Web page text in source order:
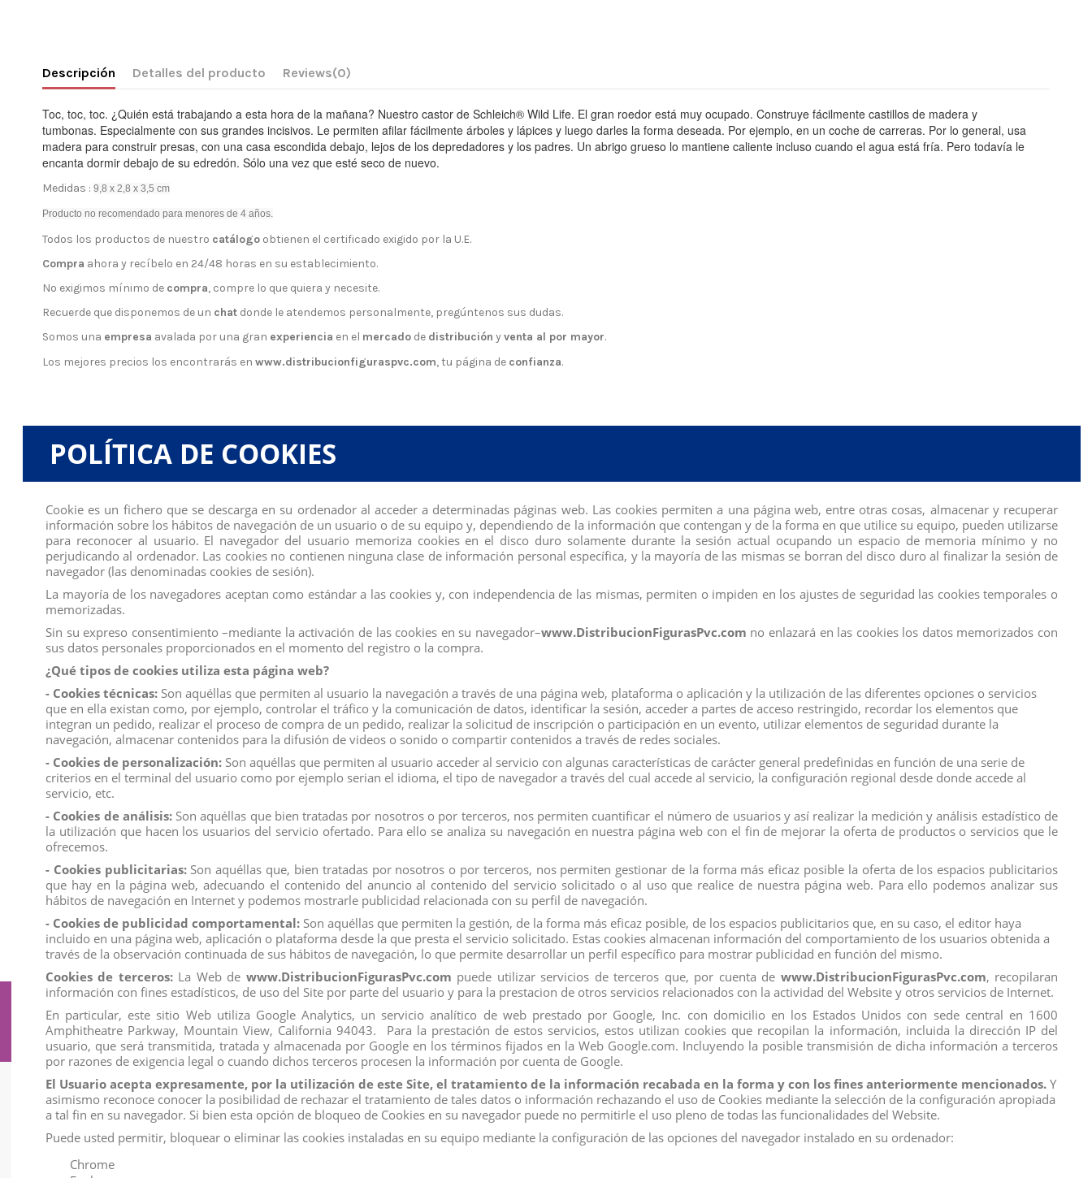
Descripción Detalles del producto Reviews(0)
Toc, toc, toc. ¿Quién está trabajando a esta hora de la mañana? Nuestro castor de Schleich® Wild Life. El gran roedor está muy ocupado. Construye fácilmente castillos de madera y
tumbonas. Especialmente con sus grandes incisivos. Le permiten afilar fácilmente árboles y lápices y luego darles la forma deseada. Por ejemplo, en un coche de carreras. Por lo general, usa
madera para construir presas, con una casa escondida debajo, lejos de los depredadores y los padres. Un abrigo grueso lo mantiene caliente incluso cuando el agua está fría. Pero todavía le
encanta dormir debajo de su edredón. Sólo una vez que esté seco de nuevo.
Medidas : 9,8 x 2,8 x 3,5 cm
Producto no recomendado para menores de 4 años.
Todos los productos de nuestro catálogo obtienen el certificado exigido por la U.E.
Compra ahora y recíbelo en 24/48 horas en su establecimiento.
No exigimos mínimo de compra, compre lo que quiera y necesite.
Recuerde que disponemos de un chat donde le atendemos personalmente, pregúntenos sus dudas.
Somos una empresa avalada por una gran experiencia en el mercado de distribución yventa al por mayor.
Los mejores precios los encontrarás en www.distribucionfiguraspvc.com, tu página de confianza.
Calificación
Comentarios (0)
Los clientes que adquirieron este producto también compraron:
FIGURA PERIWINKLE
View
MANDRIL
View
FIGURA KOWALSKY MADAGASCAR
View
LORI PEREZOSO
View
ORCA
View
Suscríbete a nuestro boletín
Información
Condiciones de venta
Gastos de envío
Mi Cuenta
Los más vendidos
Contact us
DFP | Distribución Figuras Pvc
POLÍTICA DE COOKIES
Cookie es un fichero que se descarga en su ordenador al acceder a determinadas páginas web. Las cookies permiten a una página web, entre otras cosas, almacenar y recuperar
información sobre los hábitos de navegación de un usuario o de su equipo y, dependiendo de la información que contengan y de la forma en que utilice su equipo, pueden utilizarse
para reconocer al usuario. El navegador del usuario memoriza cookies en el disco duro solamente durante la sesión actual ocupando un espacio de memoria mínimo y no
perjudicando al ordenador. Las cookies no contienen ninguna clase de información personal específica, y la mayoría de las mismas se borran del disco duro al finalizar la sesión de
navegador (las denominadas cookies de sesión).
La mayoría de los navegadores aceptan como estándar a las cookies y, con independencia de las mismas, permiten o impiden en los ajustes de seguridad las cookies temporales o
memorizadas.
Sin su expreso consentimiento –mediante la activación de las cookies en su navegador–www.DistribucionFigurasPvc.com no enlazará en las cookies los datos memorizados con
sus datos personales proporcionados en el momento del registro o la compra.
¿Qué tipos de cookies utiliza esta página web?
- Cookies técnicas: Son aquéllas que permiten al usuario la navegación a través de una página web, plataforma o aplicación y la utilización de las diferentes opciones o servicios
que en ella existan como, por ejemplo, controlar el tráfico y la comunicación de datos, identificar la sesión, acceder a partes de acceso restringido, recordar los elementos que
integran un pedido, realizar el proceso de compra de un pedido, realizar la solicitud de inscripción o participación en un evento, utilizar elementos de seguridad durante la
navegación, almacenar contenidos para la difusión de videos o sonido o compartir contenidos a través de redes sociales.
- Cookies de personalización: Son aquéllas que permiten al usuario acceder al servicio con algunas características de carácter general predefinidas en función de una serie de
criterios en el terminal del usuario como por ejemplo serian el idioma, el tipo de navegador a través del cual accede al servicio, la configuración regional desde donde accede al
servicio, etc.
- Cookies de análisis:Son aquéllas que bien tratadas por nosotros o por terceros, nos permiten cuantificar el número de usuarios y así realizar la medición y análisis estadístico de
la utilización que hacen los usuarios del servicio ofertado. Para ello se analiza su navegación en nuestra página web con el fin de mejorar la oferta de productos o servicios que le
ofrecemos.
- Cookies publicitarias:Son aquéllas que, bien tratadas por nosotros o por terceros, nos permiten gestionar de la forma más eficaz posible la oferta de los espacios publicitarios
que hay en la página web, adecuando el contenido del anuncio al contenido del servicio solicitado o al uso que realice de nuestra página web. Para ello podemos analizar sus
hábitos de navegación en Internet y podemos mostrarle publicidad relacionada con su perfil de navegación.
- Cookies de publicidad comportamental: Son aquéllas que permiten la gestión, de la forma más eficaz posible, de los espacios publicitarios que, en su caso, el editor haya
incluido en una página web, aplicación o plataforma desde la que presta el servicio solicitado. Estas cookies almacenan información del comportamiento de los usuarios obtenida a
través de la observación continuada de sus hábitos de navegación, lo que permite desarrollar un perfil específico para mostrar publicidad en función del mismo.
Cookies de terceros:La Web de www.DistribucionFigurasPvc.com puede utilizar servicios de terceros que, por cuenta de www.DistribucionFigurasPvc.com, recopilaran
información con fines estadísticos, de uso del Site por parte del usuario y para la prestacion de otros servicios relacionados con la actividad del Website y otros servicios de Internet.
En particular, este sitio Web utiliza Google Analytics, un servicio analítico de web prestado por Google, Inc. con domicilio en los Estados Unidos con sede central en 1600
Amphitheatre Parkway, Mountain View, California 94043. Para la prestación de estos servicios, estos utilizan cookies que recopilan la información, incluida la dirección IP del
usuario, que será transmitida, tratada y almacenada por Google en los términos fijados en la Web Google.com. Incluyendo la posible transmisión de dicha información a terceros
por razones de exigencia legal o cuando dichos terceros procesen la información por cuenta de Google.
El Usuario acepta expresamente, por la utilización de este Site, el tratamiento de la información recabada en la forma y con los fines anteriormente mencionados. Y
asimismo reconoce conocer la posibilidad de rechazar el tratamiento de tales datos o información rechazando el uso de Cookies mediante la selección de la configuración apropiada
a tal fin en su navegador. Si bien esta opción de bloqueo de Cookies en su navegador puede no permitirle el uso pleno de todas las funcionalidades del Website.
Puede usted permitir, bloquear o eliminar las cookies instaladas en su equipo mediante la configuración de las opciones del navegador instalado en su ordenador:
Chrome